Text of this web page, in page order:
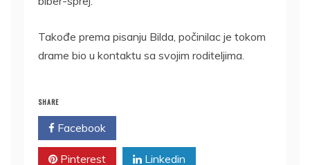
Takođe prema pisanju Bilda, počinilac je tokom
drame bio u kontaktu sa svojim roditeljima.
SHARE
Facebook
Pinterest Linkedin